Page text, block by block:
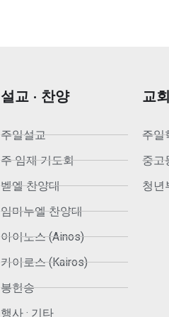
설교 · 찬양
주일설교
주 임재 기도회
벧엘 찬양대
임마누엘 찬양대
아이노스 (Ainos)
카이로스 (Kairos)
봉헌송
행사 · 기타
교
주일
중고
청년